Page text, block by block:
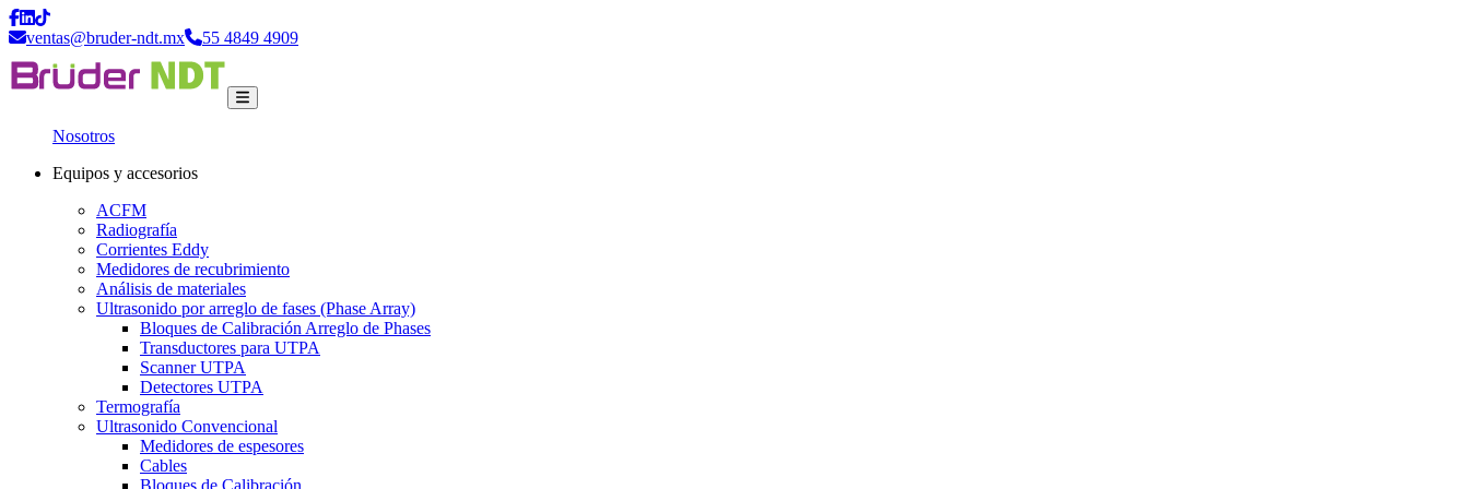
ventas@bruder-ndt.mx 55 4849 4909
Nosotros
Equipos y accesorios
ACFM
Radiografía
Corrientes Eddy
Medidores de recubrimiento
Análisis de materiales
Ultrasonido por arreglo de fases (Phase Array)
Bloques de Calibración Arreglo de Phases
Transductores para UTPA
Scanner UTPA
Detectores UTPA
Termografía
Ultrasonido Convencional
Medidores de espesores
Cables
Bloques de Calibración